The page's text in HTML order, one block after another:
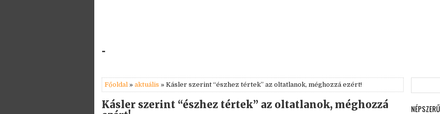
-
Főoldal » aktuális » Kásler szerint “észhez tértek” az oltatlanok, méghozzá ezért!
Kásler szerint “észhez tértek” az oltatlanok, méghozzá